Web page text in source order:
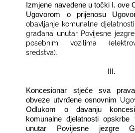
Izmjene navedene u točki I. ove
Ugovorom o prijenosu
obavljanje komunalne
građana unutar Povijesne
posebnim vozilima
sredstva).
III.
Koncesionar stječe sva
obveze utvrđene osnovnim
Odlukom o davanju
komunalne djelatnosti
unutar Povijesne jezgre